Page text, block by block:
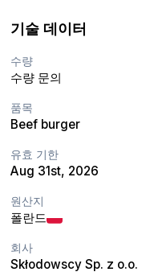
기술 데이터
수량
수량 문의
품목
Beef burger
유효 기한
Aug 31st, 2026
원산지
폴란드
회사
Skłodowscy Sp. z o.o.